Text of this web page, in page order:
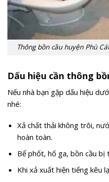
Thông bồn cầu huyện Phù
Dấu hiệu cần thông
Nếu nhà bạn gặp dấu hiệu
nhé:
Xả chất thải không trôi,
hoàn toàn.
Bể phốt, hố ga, bồn cầu bị
Khi xả xuất hiện tiếng kêu